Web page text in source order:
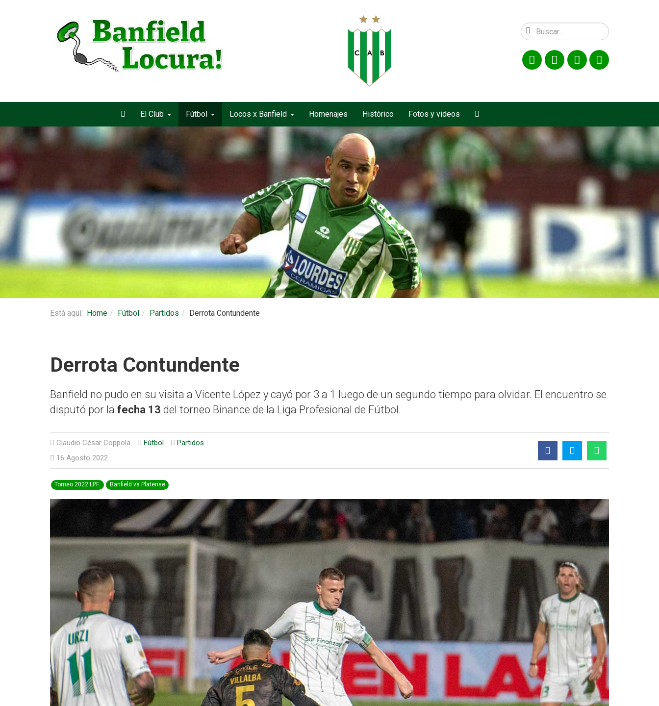
El Club Fútbol Locos x Banfield Homenajes Histórico Fotos y videos
Está aquí: Home Fútbol Partidos Derrota Contundente
Derrota Contundente
Banfield no pudo en su visita a Vicente López y cayó por 3 a 1 luego de un segundo tiempo para olvidar. El encuentro se
disputó por la fecha 13 del torneo Binance de la Liga Profesional de Fútbol.
Claudio César Coppola Fútbol
Partidos
16 Agosto 2022
Torneo 2022 LPF Banfield vs Platense